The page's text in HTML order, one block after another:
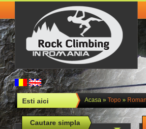
Esti aici Acasa» Topo»
Cautare simpla